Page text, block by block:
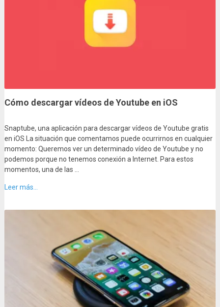
Cómo descargar vídeos de Youtube en iOS
Snaptube, una aplicación para descargar vídeos de Youtube gratis
en iOS La situación que comentamos puede ocurrirnos en cualquier
momento: Queremos ver un determinado vídeo de Youtube y no
podemos porque no tenemos conexión a Internet. Para estos
momentos, una de las …
Leer más...